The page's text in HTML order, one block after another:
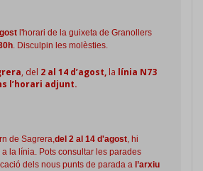
l'horari de la guixeta de Granollers
. Disculpin les molèsties.
, del 2 al 14 d’agost, la línia N73
l’horari adjunt.
de Sagrera,del 2 al 14 d'agost, hi
a la línia. Pots consultar les parades
dels nous punts de parada a l’arxiu